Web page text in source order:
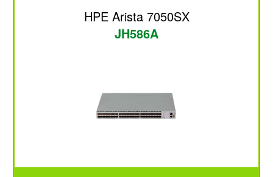
HPE Arista 7050SX
JH586A